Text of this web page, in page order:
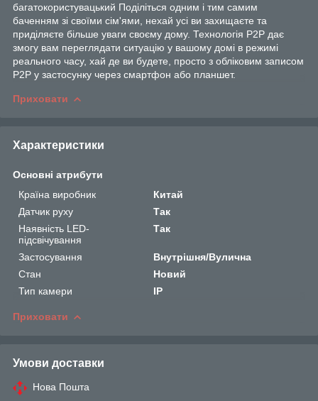
багатокористувацький Поділіться одним і тим самим
баченням зі своїми сім'ями, нехай усі ви захищаєте та
приділяєте більше уваги своєму дому. Технологія P2P дає
змогу вам переглядати ситуацію у вашому домі в режимі
реального часу, хай де ви будете, просто з обліковим записом
P2P у застосунку через смартфон або планшет.
Приховати
Характеристики
Основні атрибути
Країна виробник
Китай
Датчик руху
Так
Наявність LED-
підсвічування
Так
Застосування
Внутрішня/Вулична
Стан
Новий
Тип камери
IP
Приховати
Умови доставки
Нова Пошта